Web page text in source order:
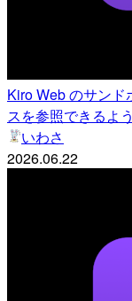
Kiro Web のサン
スを参照できるよ
いわさ
2026.06.22